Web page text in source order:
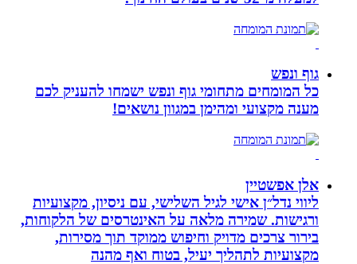
גוף ונפש
כל המומחים מתחומי גוף ונפש ישמחו להעניק לכם
מענה מקצועי ומהימן במגוון נושאים!
אלן אפשטיין
ליווי נדל״ן אישי לגיל השלישי, עם ניסיון, מקצועיות
ורגישות. שמירה מלאה על האינטרסים של הלקוחות,
בירור צרכים מדויק וחיפוש ממוקד תוך מסירות,
מקצועיות לתהליך יעיל, בטוח ואף מהנה